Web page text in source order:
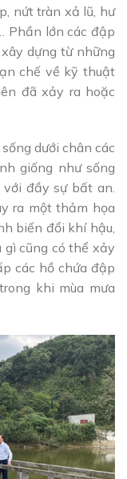
nứt tràn xả lũ, hư
Phần lớn các đập
dựng từ những
chế về kỹ thuật
đã xảy ra hoặc
dưới chân các
giống như sống
với đầy sự bất an.
ra một thảm họa
biến đổi khí hậu,
cũng có thể xảy
các hồ chứa đập
khi mùa mưa